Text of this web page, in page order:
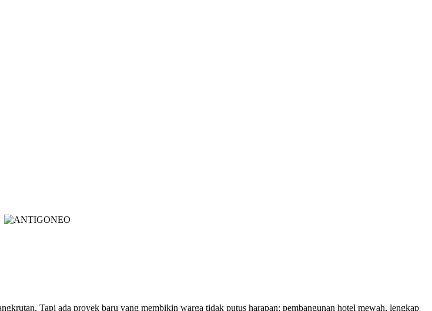
Tapi ada proyek baru yang membikin warga tidak putus harapan; pembangunan hotel mewah, lengkap